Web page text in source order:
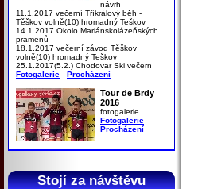
návrh
11.1.2017 večerní Tříkrálový běh -
Těškov volně(10) hromadný Teškov
14.1.2017 Okolo Mariánskolázeňských
pramenů
18.1.2017 večerní závod Těškov
volně(10) hromadný Teškov
25.1.2017(5.2.) Chodovar Ski večern
Fotogalerie - Procházení
Tour de Brdy
2016
fotogalerie
Fotogalerie -
Procházení
Stojí za návštěvu